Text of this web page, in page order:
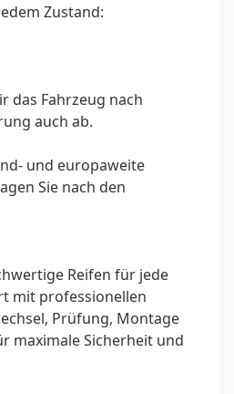
Zustand:
das Fahrzeug nach
auch ab.
und europaweite
Sie nach den
Reifen für jede
mit professionellen
Prüfung, Montage
maximale Sicherheit und